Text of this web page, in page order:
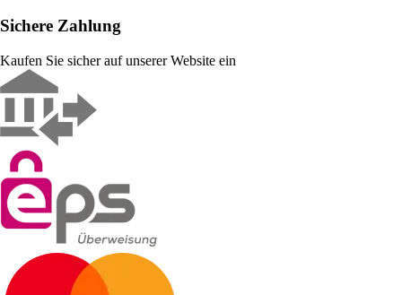
Sichere Zahlung
Kaufen Sie sicher auf unserer Website ein